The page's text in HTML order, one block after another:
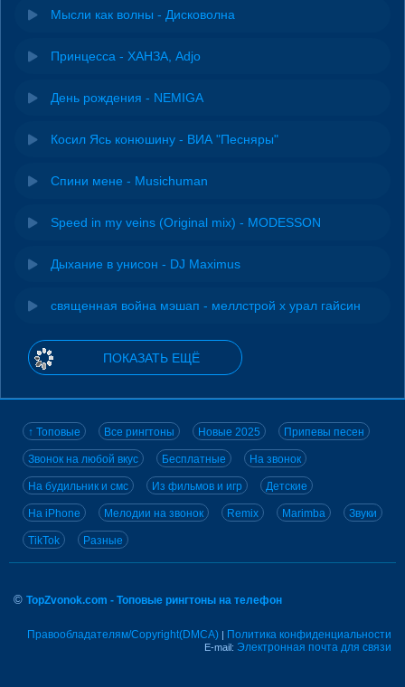
Мысли как волны - Дисковолна
Принцесса - ХАНЗА, Adjo
День рождения - NEMIGA
Косил Ясь конюшину - ВИА "Песняры"
Спини мене - Musichuman
Speed in my veins (Original mix) - MODESSON
Дыхание в унисон - DJ Maximus
священная война мэшап - меллстрой х урал гайсин
ПОКАЗАТЬ ЕЩЁ
↑ Топовые Все рингтоны Новые 2025 Припевы песен
Звонок на любой вкус Бесплатные На звонок
На будильник и смс Из фильмов и игр Детские
На iPhone Мелодии на звонок Remix Marimba Звуки
TikTok Разные
© TopZvonok.com - Топовые рингтоны на телефон
Правообладателям/Copyright(DMCA) | Политика конфиденциальности
E-mail: Электронная почта для связи